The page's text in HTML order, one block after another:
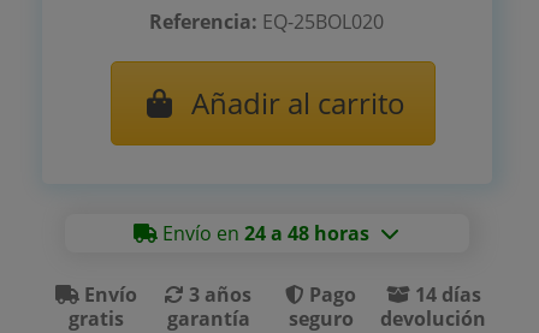
Referencia: EQ-25BOL020
Añadir al carrito
Envío en24 a 48 horas
Envío
gratis
3 años
garantía
Pago
seguro
14 días
devolución